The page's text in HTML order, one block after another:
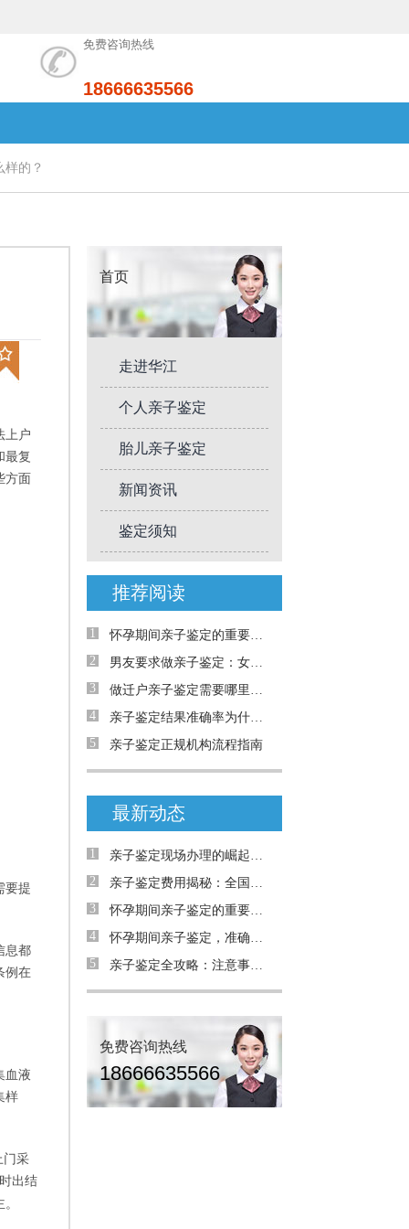
免费咨询热线
18666635566
的？
首页
走进华江
个人亲子鉴定
胎儿亲子鉴定
新闻资讯
鉴定须知
推荐阅读
1
怀孕期间亲子鉴定的重要性与解决的问题
2
男友要求做亲子鉴定：女生能拒绝吗？
3
做迁户亲子鉴定需要哪里材料
4
亲子鉴定结果准确率为什么只有99.999%
5
亲子鉴定正规机构流程指南
最新动态
1
亲子鉴定现场办理的崛起：为何需求日益增加？
2
亲子鉴定费用揭秘：全国是否统费用
3
怀孕期间亲子鉴定的重要性与解决的问题
4
怀孕期间亲子鉴定，准确率高吗？详解案例与真相
5
亲子鉴定全攻略：注意事项与真实案例解析
免费咨询热线
18666635566
上户
最复
方面
要提
息都
例在
血液
样
门采
出结